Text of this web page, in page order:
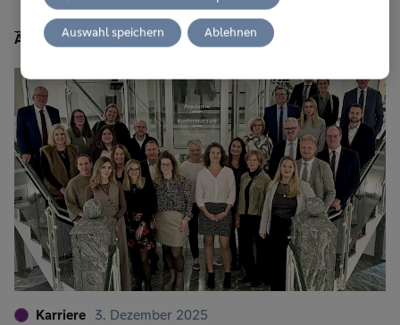
Ähnliche Beiträge
Karriere 3. Dezember 2025
Auswahl speichern Ablehnen